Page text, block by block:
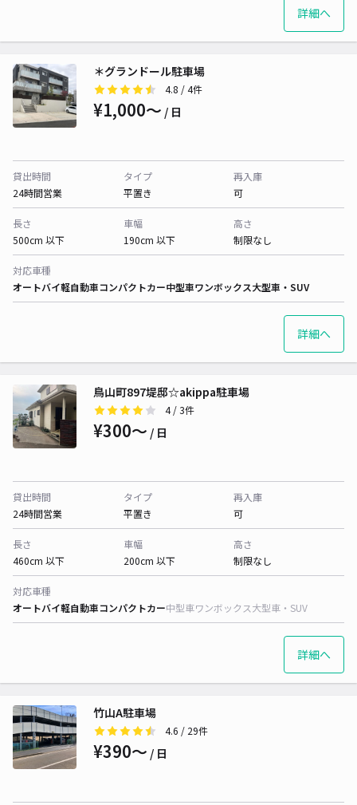
詳細へ
＊グランドール駐車場
4.8 / 4件
¥1,000〜 / 日
貸出時間
24時間営業
タイプ
平置き
再入庫
可
長さ
500cm 以下
車幅
190cm 以下
高さ
制限なし
対応車種
オートバイ軽自動車コンパクトカー中型車ワンボックス大型車・SUV
詳細へ
鳥山町897堤邸☆akippa駐車場
4/ 3件
¥300〜 / 日
貸出時間
24時間営業
タイプ
平置き
再入庫
可
長さ
460cm 以下
車幅
200cm 以下
高さ
制限なし
対応車種
オートバイ軽自動車コンパクトカー中型車ワンボックス大型車・SUV
詳細へ
竹山A駐車場
4.6 / 29件
¥390〜 / 日